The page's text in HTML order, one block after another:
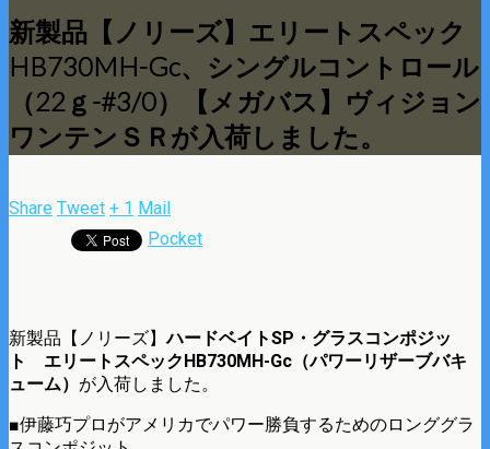
新製品【ノリーズ】エリートスペック
HB730MH-Gc、シングルコントロール
（22ｇ-#3/0）【メガバス】ヴィジョン
ワンテンＳＲが入荷しました。
Share Tweet + 1 Mail
Pocket
新製品【ノリーズ】ハードベイトSP・グラスコンポジッ
ト エリートスペックHB730MH-Gc（パワーリザーブバキ
ューム） が入荷しました。
■伊藤巧プロがアメリカでパワー勝負するためのロンググラ